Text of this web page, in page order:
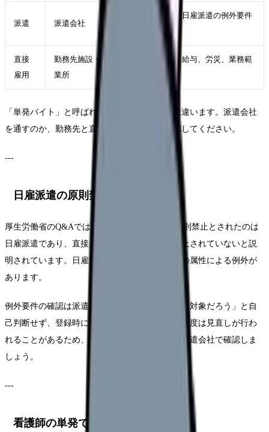
派遣 派遣会社
労働者派遣法、日雇派遣の例外要件
直接
雇用
勤務先施設・事
業所
労働条件通知、給与、労災、業務範
「単発バイト」と呼ばれていても、法的な形は違います。派遣会社
を通すのか、勤務先と直接契約するのかを確認してください。
---
日雇派遣の原則禁止と例外
厚生労働省のQ&Aでは、改正労働者派遣法で原則禁止とされたのは
日雇派遣であり、直接雇用による日雇就労は禁止されていないと説
明されています。日雇派遣には、業務や働く人の属性による例外が
あります。
例外要件の確認は派遣会社が行うため、「自分は対象だろう」と自
己判断せず、登録時に必ず確認してください。制度は見直しが行わ
れることがあるため、最新情報は厚生労働省や派遣会社で確認しま
しょう。
---
看護師の単発で多い仕事